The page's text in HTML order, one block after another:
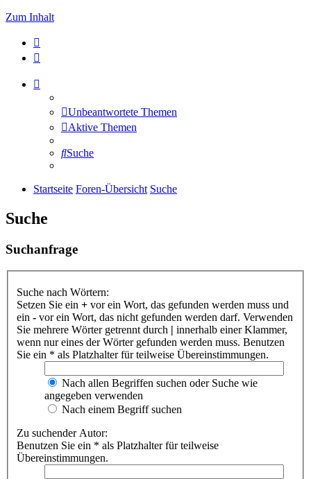
Zum Inhalt
Unbeantwortete Themen
Aktive Themen
Suche
Startseite Foren-Übersicht Suche
Suche
Suchanfrage
Suche nach Wörtern:
Setzen Sie ein + vor ein Wort, das gefunden werden muss und
ein - vor ein Wort, das nicht gefunden werden darf. Verwenden
Sie mehrere Wörter getrennt durch | innerhalb einer Klammer,
wenn nur eines der Wörter gefunden werden muss. Benutzen
Sie ein * als Platzhalter für teilweise Übereinstimmungen.
Nach allen Begriffen suchen oder Suche wie
angegeben verwenden
Nach einem Begriff suchen
Zu suchender Autor:
Benutzen Sie ein * als Platzhalter für teilweise
Übereinstimmungen.